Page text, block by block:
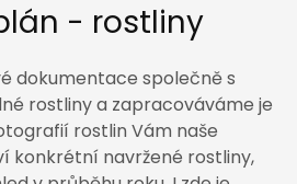
- rostliny
dokumentace společně s
rostliny a zapracováváme je
rostlin Vám naše
konkrétní navržené rostliny,